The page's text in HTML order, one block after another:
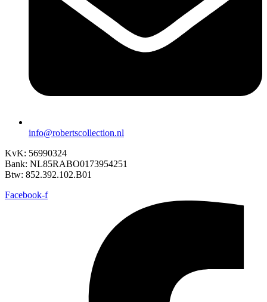
info@robertscollection.nl
KvK: 56990324
Bank: NL85RABO0173954251
Btw: 852.392.102.B01
Facebook-f